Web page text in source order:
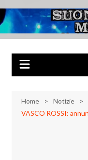
al
contenuto
Musica Rock, Metal, Punk e
Home
Notizie
VASCO ROSSI: